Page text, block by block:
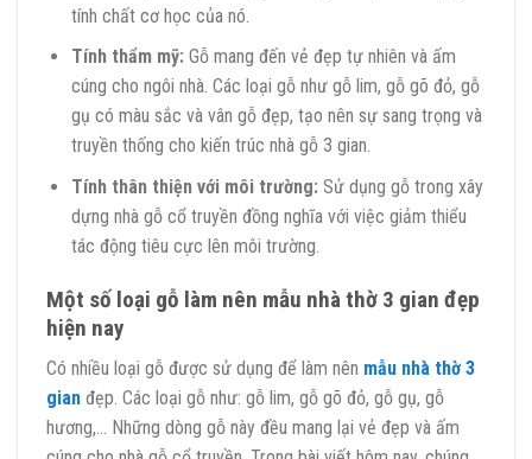
tính chất cơ học của nó.
Tính thẩm mỹ: Gỗ mang đến vẻ đẹp tự nhiên và ấm
cúng cho ngôi nhà. Các loại gỗ như gỗ lim, gỗ gõ đỏ, gỗ
gụ có màu sắc và vân gỗ đẹp, tạo nên sự sang trọng và
truyền thống cho kiến trúc nhà gỗ 3 gian.
Tính thân thiện với môi trường: Sử dụng gỗ trong xây
dựng nhà gỗ cổ truyền đồng nghĩa với việc giảm thiểu
tác động tiêu cực lên môi trường.
Một số loại gỗ làm nên mẫu nhà thờ 3 gian đẹp
hiện nay
Có nhiều loại gỗ được sử dụng để làm nên mẫu nhà thờ 3
gian đẹp. Các loại gỗ như: gỗ lim, gỗ gõ đỏ, gỗ gụ, gỗ
hương,… Những dòng gỗ này đều mang lại vẻ đẹp và ấm